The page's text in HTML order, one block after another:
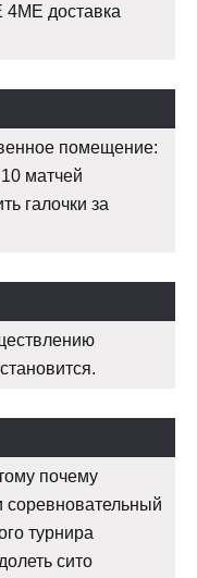
доставка
помещение:
матчей
галочки за
почему
соревновательный
турнира
сито